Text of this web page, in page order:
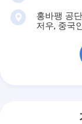
홍바팽 공
저우, 중국